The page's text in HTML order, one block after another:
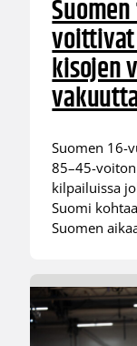
voittivat
kisojen
Suomen 16-
85–45-
kilpailuissa
Suomi
Suomen